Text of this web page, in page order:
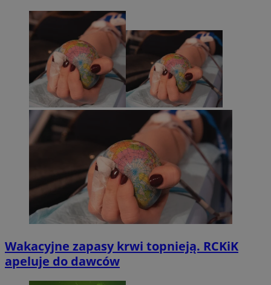
Wakacyjne zapasy krwi topnieją. RCKiK
apeluje do dawców